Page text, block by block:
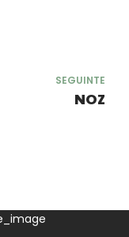
SEGUINTE
NOZ